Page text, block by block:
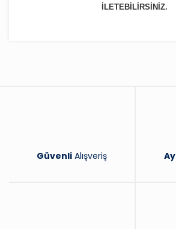
İLETEBİLİRSİNİZ.
Güvenli Alışveriş